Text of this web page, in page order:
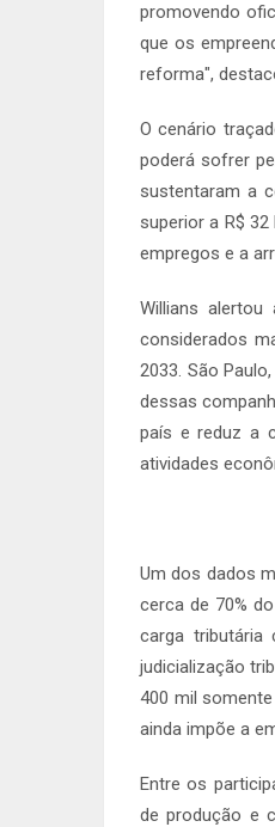
promovendo
que os
reforma",
O cenário
poderá sofrer
sustentaram a
superior a R$
empregos e a
Willians
considerados
2033. São
dessas
país e reduz a
atividades
Um dos dados
cerca de 70%
carga tributária
judicialização
400 mil
ainda impõe a
Entre os
de produção e